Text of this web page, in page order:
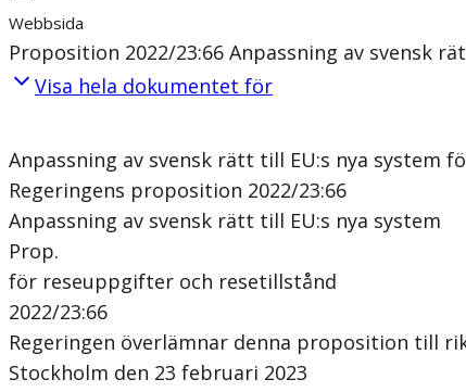
Webbsida
Proposition 2022/23:66 Anpassning av svensk
Visa hela dokumentet för
Anpassning av svensk rätt till EU:s nya system
Regeringens proposition 2022/23:66
Anpassning av svensk rätt till EU:s nya system
Prop.
för reseuppgifter och resetillstånd
2022/23:66
Regeringen överlämnar denna proposition till
Stockholm den 23 februari 2023